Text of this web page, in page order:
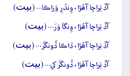
آڏَ تِراڇا آھُڙا، وِندُرِ وَراڪا… (بيت)
آڏَ تِراڇا آھُڙا، وِنگاَ وَرَ… (بيت)
آڏَ تِراڇا آھُڙا، ڏاڪا ڏُونگَرَ… (بيت)
آڏَ تِراڇا آھُڙا، ڏُونگَرَ کي… (بيت)